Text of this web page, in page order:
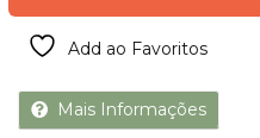
Add ao Favoritos
Mais Informações